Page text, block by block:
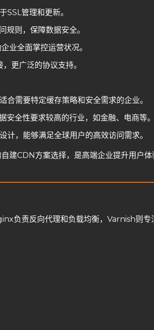
管理和更新。
则，保障数据安全。
业全面掌控运营状况。
更广泛的协议支持。
需要特定缓存策略和安全需求的企业。
安全性要求较高的行业，如金融、电商等
，能够满足全球用户的高效访问需求。
建CDN方案选择，是高端企业提升用户体
负责反向代理和负载均衡，Varnish则专